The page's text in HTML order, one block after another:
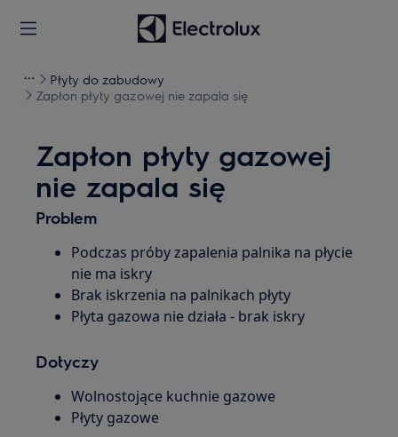
Płyty do zabudowy
Zapłon płyty gazowej nie zapala się
Zapłon płyty gazowej
nie zapala się
Problem
Podczas próby zapalenia palnika na płycie
nie ma iskry
Brak iskrzenia na palnikach płyty
Płyta gazowa nie działa - brak iskry
Dotyczy
Wolnostojące kuchnie gazowe
Płyty gazowe